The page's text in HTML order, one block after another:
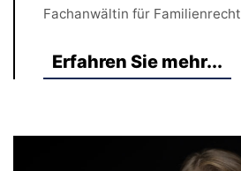
Fachanwältin für Familienrecht
Erfahren Sie mehr...